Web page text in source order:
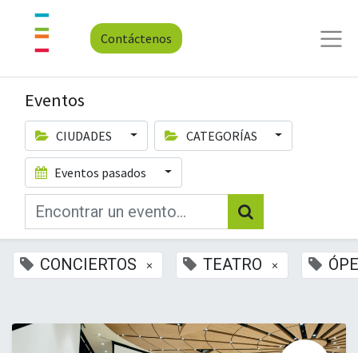
Contáctenos
Eventos
CIUDADES CATEGORÍAS
Eventos pasados
CONCIERTOS × TEATRO ×